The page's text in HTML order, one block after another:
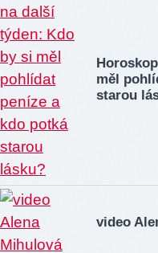
měl
starou
video